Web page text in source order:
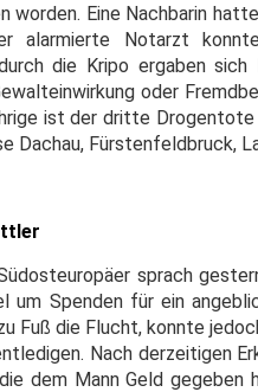
worden. Eine Nachbarin
alarmierte Notarzt
die Kripo ergaben
oder
ist der dritte
Dachau, Fürstenfeldbruck,
sprach
um Spenden für ein
Fuß die Flucht, konnte
Nach derzeitigen
dem Mann Geld gegeben